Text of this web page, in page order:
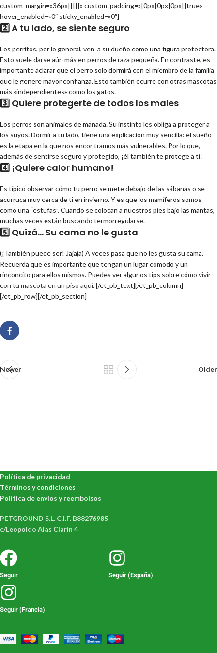
custom_margin=»36px|||||» custom_padding=»|0px|0px|0px||true»
hover_enabled=»0″ sticky_enabled=»0″]
2️⃣ A tu lado, se siente seguro
Los perritos, por lo general, ven a su dueño como una figura protectora.
Esto suele darse aún más en perros de raza pequeña. En contraste, es
importante aclarar que el perro solo dormirá con el miembro de la familia
que le genere mayor confianza. Esto también ocurre con otras mascotas
más «independientes» como los gatos.
3️⃣ Quiere protegerte de todos los males
Los perros son animales de manada. Su instinto les obliga a proteger a
los suyos. Dormir a tu lado, tiene una explicación muy sencilla: el sueño
es la etapa en la que nos encontramos más vulnerables. Por lo que,
además de sentirse seguro y protegido, ¡él también te protege a ti!
4️⃣ ¡Quiere calor humano!
Es típico observar cómo tu perro se mete debajo de las sábanas o se
acurruca muy cerca de ti en invierno. Y es que los mamíferos somos
como una “estufas”. Cuando se colocan a nuestros pies bajo las mantas,
muchas veces están buscando termorregularse.
5️⃣ Quizá… Su cama no le gusta
(¡También puede ser! Jajaja) A veces pasa que no les gusta su cama.
Recuerda que es importante que tengan un lugar cómodo y un
rinconcito para ellos mismos. Puedes ver algunos tips sobrecómo vivir
con tu mascota en un piso aquí.[/et_pb_text][/et_pb_column]
[/et_pb_row][/et_pb_section]
Newer Older
Política de privacidad
Términos y condiciones
Política de envíos y reembolsos
PETGROUND S.L. C.I.F. B88276985
c/Leopoldo Alas Clarín 4
Seguir
Seguir (Francia)
Seguir (España)